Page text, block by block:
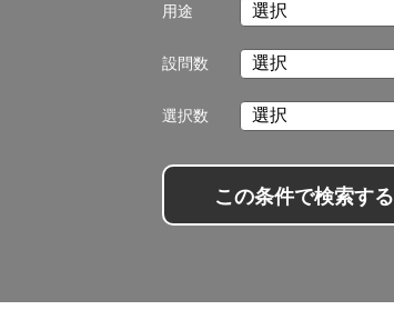
用途
設問数
選択数
この条件で検索する